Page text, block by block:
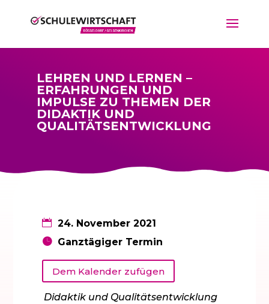
LEHREN UND LERNEN –
ERFAHRUNGEN UND
IMPULSE ZU THEMEN DER
DIDAKTIK UND
QUALITÄTSENTWICKLUNG
24. November 2021
Ganztägiger Termin
Dem Kalender zufügen
Didaktik und Qualitätsentwicklung